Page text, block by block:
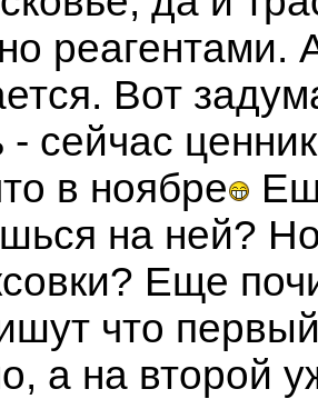
реагентами.
Вот
- сейчас
в ноябре
на ней?
Еще
что
а на второй